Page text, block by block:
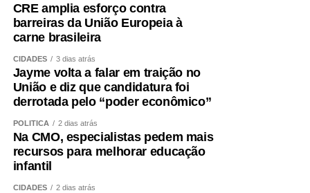
Ana Graziela defende investimentos permanentes em
políticas públicas, fortalecimento das Delegacias
Especializadas, ampliação da Patrulha Maria da Penha,
atendimento psicológico e ações que promovam a
autonomia financeira das mulheres. Para ela, a atuação
integrada da rede é indispensável para garantir proteção
efetiva às vítimas.
Tatyana reforça que o trabalho em rede também precisa
olhar para o futuro, apostando na educação como
CRE amplia esforço contra
barreiras da União Europeia à
carne brasileira
CIDADES 3 dias atrás
Jayme volta a falar em traição no
União e diz que candidatura foi
derrotada pelo “poder econômico”
POLÍTICA 2 dias atrás
Na CMO, especialistas pedem mais
recursos para melhorar educação
infantil
CIDADES 2 dias atrás